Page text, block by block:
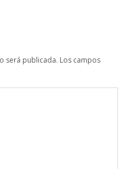
será publicada. Los campos